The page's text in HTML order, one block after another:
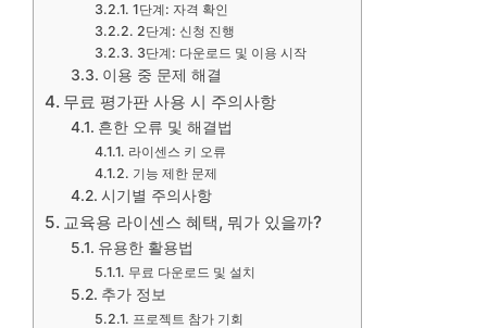
1단계: 자격 확인
2단계: 신청 진행
3단계: 다운로드 및 이용 시작
이용 중 문제 해결
무료 평가판 사용 시 주의사항
흔한 오류 및 해결법
라이센스 키 오류
기능 제한 문제
시기별 주의사항
교육용 라이센스 혜택, 뭐가 있을까?
유용한 활용법
무료 다운로드 및 설치
추가 정보
프로젝트 참가 기회